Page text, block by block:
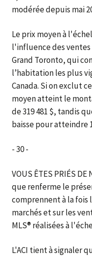
modérée depuis mai
Le prix moyen à
l'influence des ventes
Grand Toronto, qui
l’habitation les plus
Canada. Si on exclut
moyen atteint le
de 319 481 $, tandis
baisse pour atteindre
- 30 -
VOUS ÊTES PRIÉS
que renferme le
comprennent à la fois
marchés et sur les
MLS® réalisées à
L'ACI tient à signaler